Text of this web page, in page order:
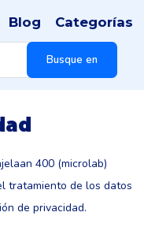
Busque en
Blog Categorías
400 (microlab)
tratamiento de los datos
de privacidad.